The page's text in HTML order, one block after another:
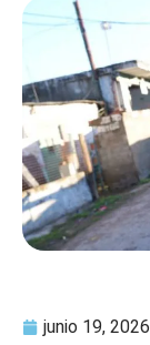
junio 19, 2026